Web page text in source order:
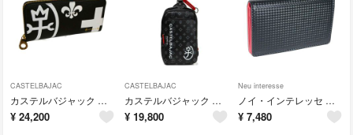
CASTELBAJAC
カステルバジャック ネゼル ラウンドファスナー長財布 081602 ブラック
¥ 24,200
CASTELBAJAC
カステルバジャック サシャ ワンショルダーバッグ 048921 ブラック
¥ 19,800
Neu interesse
ノイ・インテレッセ シャッテン 名刺入れ(ササマチ) 3874 レッド
¥ 7,480